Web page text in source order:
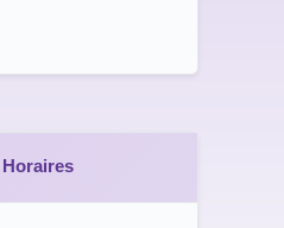
Horaires